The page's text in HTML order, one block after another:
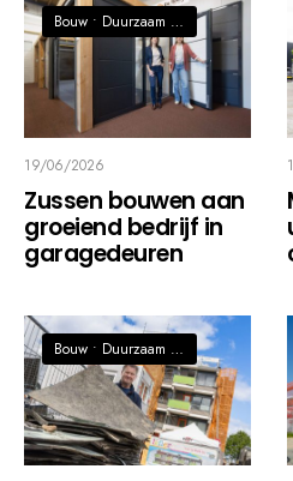
Bouw • Duurzaam / Circulaire economie
19/06/2026
Zussen bouwen aan
groeiend bedrijf in
garagedeuren
Bouw • Duurzaam / Circulaire economie